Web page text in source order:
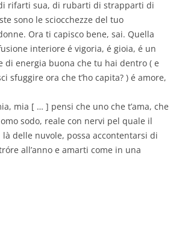
rifarti sua, di rubarti di strapparti di
sono le sciocchezze del tuo
Ora ti capisco bene, sai. Quella
interiore é vigoria, é gioia, é un
di energia buona che tu hai dentro ( e
sfuggire ora che t’ho capita? ) é amore,
mia [ … ] pensi che uno che t’ama, che
sodo, reale con nervi pel quale il
delle nuvole, possa accontentarsi di
all’anno e amarti come in una